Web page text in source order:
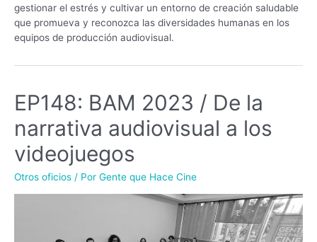
gestionar el estrés y cultivar un entorno de creación saludable
que promueva y reconozca las diversidades humanas en los
equipos de producción audiovisual.
EP148: BAM 2023 / De la
narrativa audiovisual a los
videojuegos
Otros oficios / Por Gente que Hace Cine